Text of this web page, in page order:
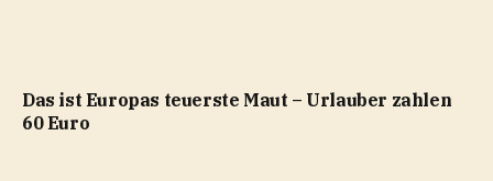
Das ist Europas teuerste Maut – Urlauber zahlen
60 Euro